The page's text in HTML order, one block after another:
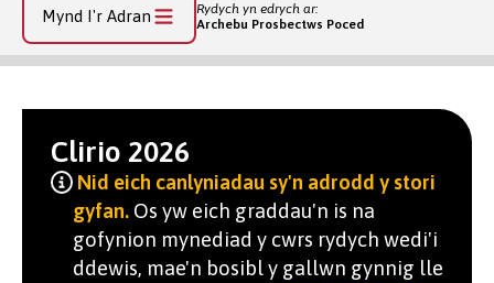
Mynd I'r Adran
Rydych yn edrych ar:
Archebu Prosbectws Poced
Clirio 2026
Nid eich canlyniadau sy'n adrodd y stori
gyfan. Os yw eich graddau'n is na
gofynion mynediad y cwrs rydych wedi'i
ddewis, mae'n bosibl y gallwn gynnig lle